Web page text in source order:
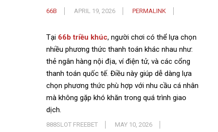
66B APRIL 19, 2026 PERMALINK
Tại 66b triều khúc, người chơi có thể lựa chọn
nhiều phương thức thanh toán khác nhau như:
thẻ ngân hàng nội địa, ví điện tử, và các cổng
thanh toán quốc tế. Điều này giúp dễ dàng lựa
chọn phương thức phù hợp với nhu cầu cá nhân
mà không gặp khó khăn trong quá trình giao
dịch.
888SLOT FREEBET
MAY 10, 2026